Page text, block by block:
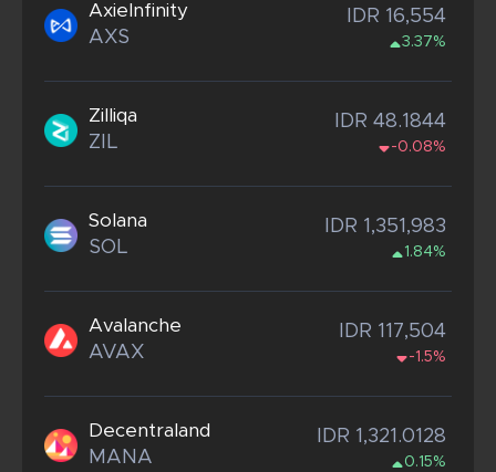
AxieInfinity
AXS
IDR 16,554
3.37%
Zilliqa
ZIL
IDR 48.1844
-0.08%
Solana
SOL
IDR 1,351,983
1.84%
Avalanche
AVAX
IDR 117,504
-1.5%
Decentraland
MANA
IDR 1,321.0128
0.15%